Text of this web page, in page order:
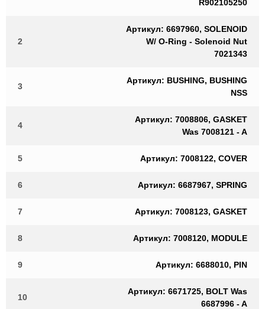
R902105250
2
Артикул: 6697960, SOLENOID
W/ O-Ring - Solenoid Nut
7021343
3
Артикул: BUSHING, BUSHING
NSS
4
Артикул: 7008806, GASKET
Was 7008121 - A
5 Артикул: 7008122, COVER
6 Артикул: 6687967, SPRING
7 Артикул: 7008123, GASKET
8 Артикул: 7008120, MODULE
9 Артикул: 6688010, PIN
10
Артикул: 6671725, BOLT Was
6687996 - A